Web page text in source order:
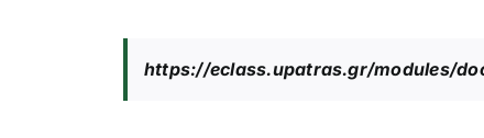
https://eclass.upatras.gr/modules/